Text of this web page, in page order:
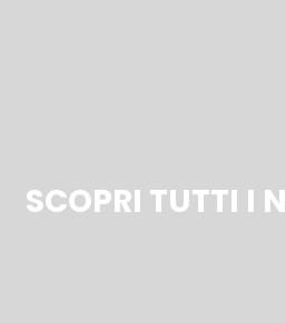
SCOPRI TUTTI I